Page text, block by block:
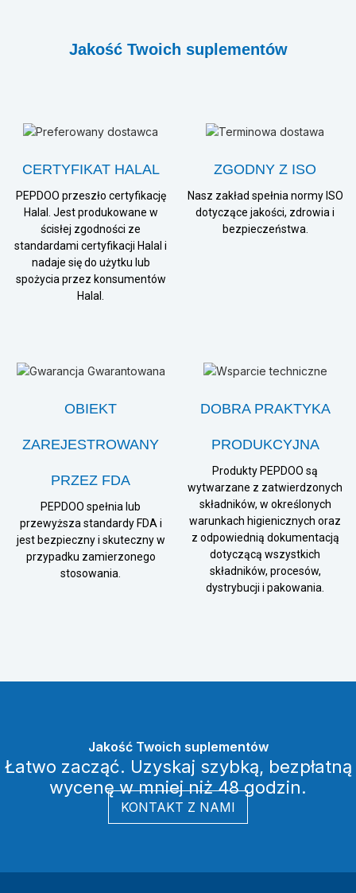
Jakość Twoich suplementów
CERTYFIKAT HALAL
PEPDOO przeszło certyfikację
Halal. Jest produkowane w
ścisłej zgodności ze
standardami certyfikacji Halal i
nadaje się do użytku lub
spożycia przez konsumentów
Halal.
ZGODNY Z ISO
Nasz zakład spełnia normy ISO
dotyczące jakości, zdrowia i
bezpieczeństwa.
OBIEKT
ZAREJESTROWANY
PRZEZ FDA
PEPDOO spełnia lub
przewyższa standardy FDA i
jest bezpieczny i skuteczny w
przypadku zamierzonego
stosowania.
DOBRA PRAKTYKA
PRODUKCYJNA
Produkty PEPDOO są
wytwarzane z zatwierdzonych
składników, w określonych
warunkach higienicznych oraz
z odpowiednią dokumentacją
dotyczącą wszystkich
składników, procesów,
dystrybucji i pakowania.
Jakość Twoich suplementów
Łatwo zacząć. Uzyskaj szybką, bezpłatną
wycenę w mniej niż 48 godzin.
KONTAKT Z NAMI